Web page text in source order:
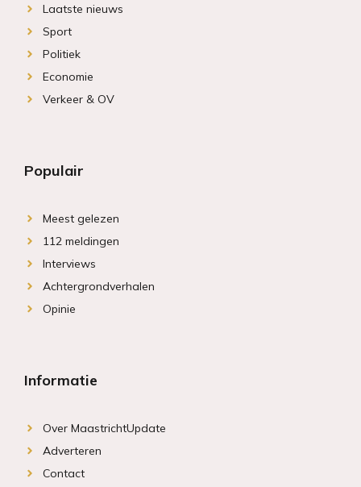
Laatste nieuws
Sport
Politiek
Economie
Verkeer & OV
Populair
Meest gelezen
112 meldingen
Interviews
Achtergrondverhalen
Opinie
Informatie
Over MaastrichtUpdate
Adverteren
Contact